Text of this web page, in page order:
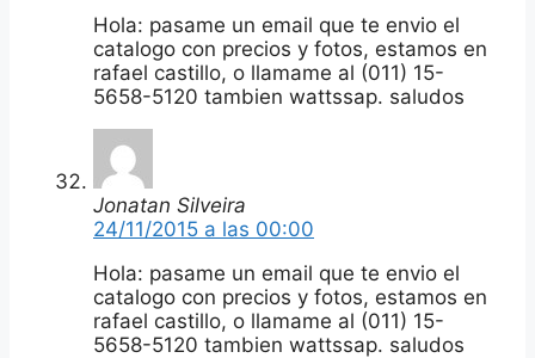
Hola: pasame un email que te envio el
catalogo con precios y fotos, estamos en
rafael castillo, o llamame al (011) 15-
5658-5120 tambien wattssap. saludos
Jonatan Silveira
24/11/2015 a las 00:00
Hola: pasame un email que te envio el
catalogo con precios y fotos, estamos en
rafael castillo, o llamame al (011) 15-
5658-5120 tambien wattssap. saludos